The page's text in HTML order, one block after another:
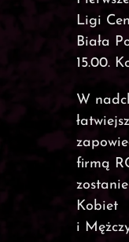
Ligi
Biała
15.00.
W
firmą
Kobiet
i